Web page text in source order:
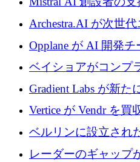
がエンジニアリング
600 万ユーロのプレ
Archestra.AI が次世
ースを実現するため
Opplane が AI 開発
たらすために 450 万
ベイショアがコンプ
ド化するために800
Gradient Labs が新た
Vertice が Vendr を
インテリジェンス
ベルリンに設立され
に買収される
レーダーのギャップ